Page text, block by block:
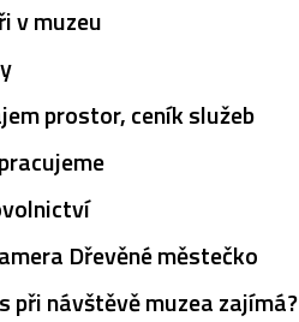
v muzeu
prostor, ceník služeb
Dřevěné městečko
při návštěvě muzea zajímá?